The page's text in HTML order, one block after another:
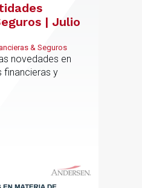
| Julio
& Seguros
novedades en
financieras y